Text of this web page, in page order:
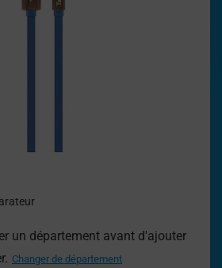
un département avant d'ajouter
Changer de département